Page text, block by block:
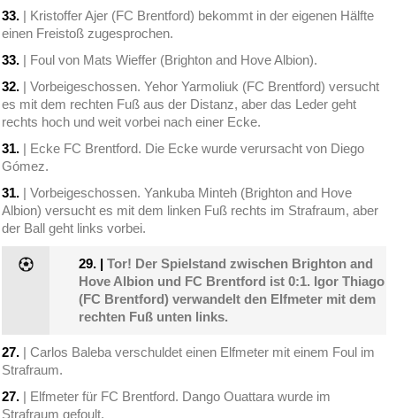
33. | Kristoffer Ajer (FC Brentford) bekommt in der eigenen Hälfte
einen Freistoß zugesprochen.
33. | Foul von Mats Wieffer (Brighton and Hove Albion).
32. | Vorbeigeschossen. Yehor Yarmoliuk (FC Brentford) versucht
es mit dem rechten Fuß aus der Distanz, aber das Leder geht
rechts hoch und weit vorbei nach einer Ecke.
31. | Ecke FC Brentford. Die Ecke wurde verursacht von Diego
Gómez.
31. | Vorbeigeschossen. Yankuba Minteh (Brighton and Hove
Albion) versucht es mit dem linken Fuß rechts im Strafraum, aber
der Ball geht links vorbei.
29. |Tor! Der Spielstand zwischen Brighton and
Hove Albion und FC Brentford ist 0:1. Igor Thiago
(FC Brentford) verwandelt den Elfmeter mit dem
rechten Fuß unten links.
27. | Carlos Baleba verschuldet einen Elfmeter mit einem Foul im
Strafraum.
27. | Elfmeter für FC Brentford. Dango Ouattara wurde im
Strafraum gefoult.